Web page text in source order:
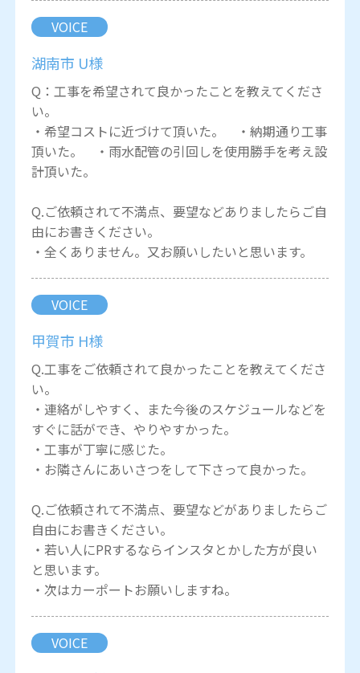
VOICE
湖南市 U様
Q：工事を希望されて良かったことを教えてくださ
い。
・希望コストに近づけて頂いた。 ・納期通り工事
頂いた。 ・雨水配管の引回しを使用勝手を考え設
計頂いた。
Q.ご依頼されて不満点、要望などありましたらご自
由にお書きください。
・全くありません。又お願いしたいと思います。
VOICE
甲賀市 H様
Q.工事をご依頼されて良かったことを教えてくださ
い。
・連絡がしやすく、また今後のスケジュールなどを
すぐに話ができ、やりやすかった。
・工事が丁寧に感じた。
・お隣さんにあいさつをして下さって良かった。
Q.ご依頼されて不満点、要望などがありましたらご
自由にお書きください。
・若い人にPRするならインスタとかした方が良い
と思います。
・次はカーポートお願いしますね。
VOICE